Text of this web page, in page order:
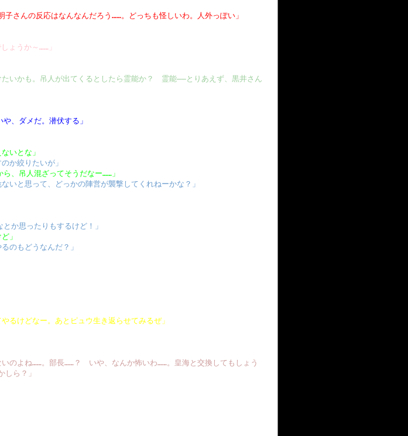
さんの反応はなんなんだろう……。どっちも怪しいわ。人外っぽい」
ょうか～……」
いかも。吊人が出てくるとしたら霊能か？ 霊能――とりあえず、黒井さん
、ダメだ。潜伏する」
いとな」
か絞りたいが」
、吊人混ざってそうだなー……」
と思って、どっかの陣営が襲撃してくれねーかな？」
か思ったりもするけど！」
」
のもどうなんだ？」
けどなー。あとピュウ生き返らせてみるぜ」
のよね……。部長……？ いや、なんか怖いわ……。皇海と交換してもしょう
ら？」